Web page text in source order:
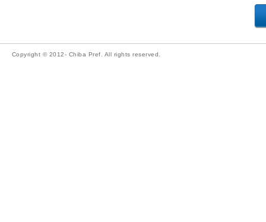
Copyright © 2012- Chiba Pref. All rights reserved.